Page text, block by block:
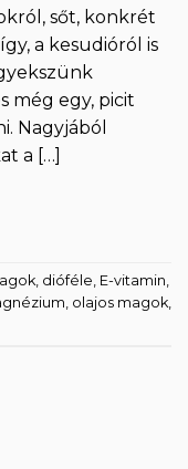
sőt, konkrét
a kesudióról is
még egy, picit
Nagyjából
a […]
, dióféle, E-vitamin,
, olajos magok,